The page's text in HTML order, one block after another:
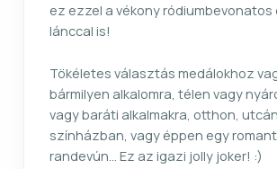
ez ezzel a vékony
lánccal is!
Tökéletes választás medálokhoz
bármilyen alkalomra, télen vagy
vagy baráti alkalmakra, otthon, utcán,
színházban, vagy éppen egy
randevún... Ez az igazi jolly joker! :)